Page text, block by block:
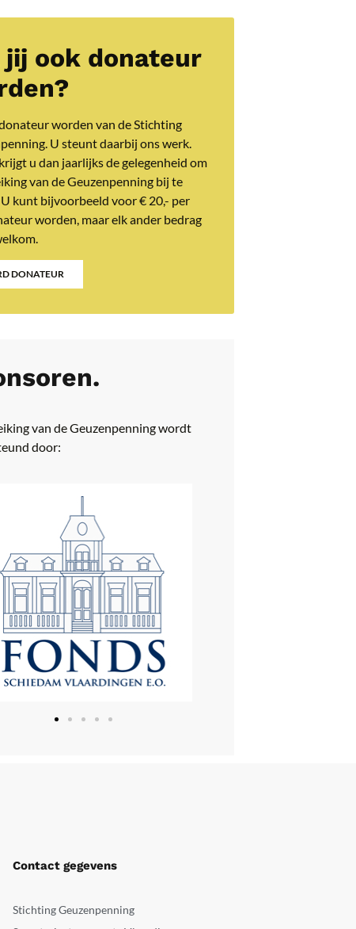
jij ook donateur
worden van de Stichting
U steunt daarbij ons werk.
u dan jaarlijks de gelegenheid om
van de Geuzenpenning bij te
kunt bijvoorbeeld voor € 20,- per
worden, maar elk ander bedrag
DONATEUR
van de Geuzenpenning wordt
door:
Contact gegevens
Stichting Geuzenpenning